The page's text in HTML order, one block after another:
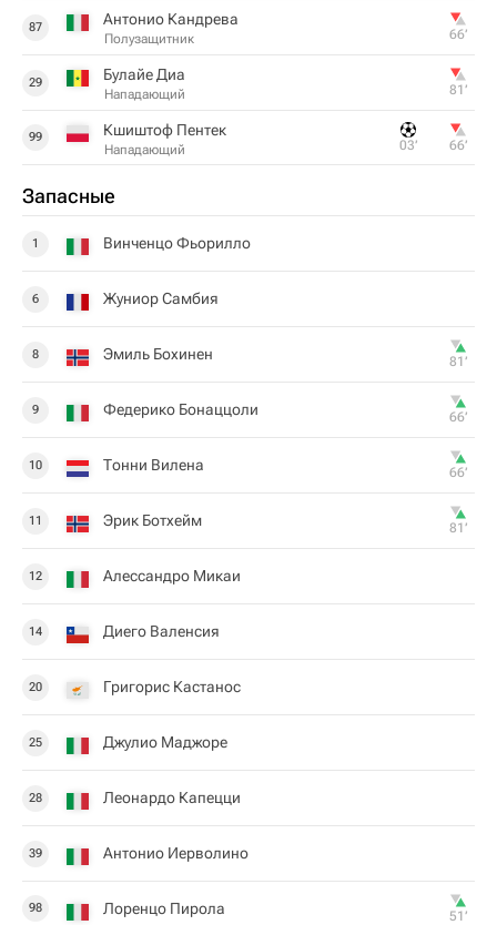
87 Антонио Кандрева
Полузащитник 66‎’‎
29 Булайе Диа
Нападающий 81‎’‎
99 Кшиштоф Пентек
Нападающий 03‎’‎ 66‎’‎
Запасные
1 Винченцо Фьорилло
6 Жуниор Самбия
8 Эмиль Бохинен 81‎’‎
9 Федерико Бонаццоли 66‎’‎
10 Тонни Вилена 66‎’‎
11 Эрик Ботхейм 81‎’‎
12 Алессандро Микаи
14 Диего Валенсия
20 Григорис Кастанос
25 Джулио Маджоре
28 Леонардо Капецци
39 Антонио Иерволино
98 Лоренцо Пирола 51‎’‎